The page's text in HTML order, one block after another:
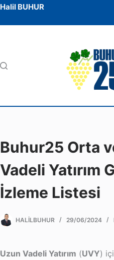
Halil BUHUR
Buhur25 Orta
Vadeli Yatırım
İzleme Listesi
HALILBUHUR 29/06/2024
Uzun Vadeli Yatırım (UVY)